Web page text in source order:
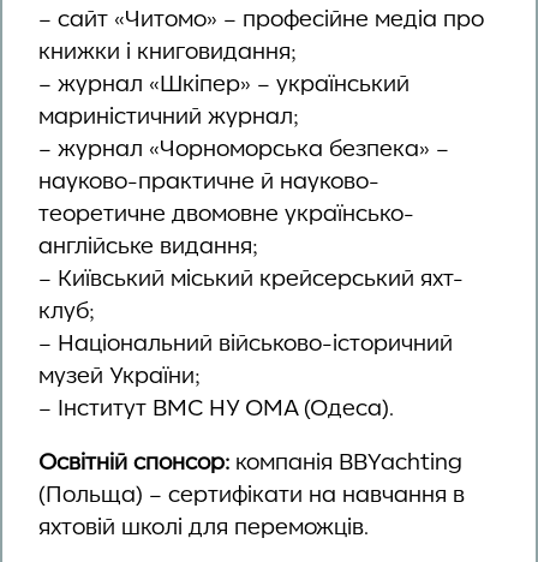
– сайт «Читомо» – професійне медіа про
книжки і книговидання;
– журнал «Шкіпер» – український
мариністичний журнал;
– журнал «Чорноморська безпека» –
науково-практичне й науково-
теоретичне двомовне українсько-
англійське видання;
– Київський міський крейсерський яхт-
клуб;
– Національний військово-історичний
музей України;
– Інститут ВМС НУ ОМА (Одеса).
Освітній спонсор: компанія BBYachting
(Польща) – сертифікати на навчання в
яхтовій школі для переможців.